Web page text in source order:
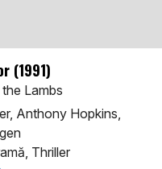
(1991)
Lambs
Anthony Hopkins,
Thriller